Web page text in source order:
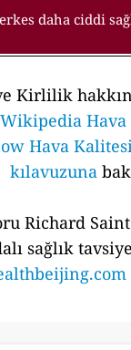
daha ciddi
Kirlilik
Wikipedia
Hava Kalitesi
kılavuzuna
Richard
sağlık